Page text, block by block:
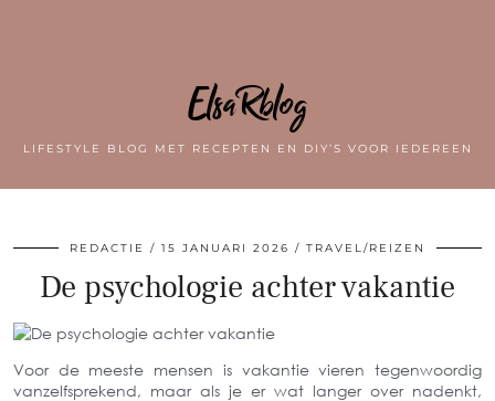
ElsaRblog
LIFESTYLE BLOG MET RECEPTEN EN DIY’S VOOR IEDEREEN
REDACTIE 15 JANUARI 2026 TRAVEL/REIZEN
De psychologie achter vakantie
Voor de meeste mensen is vakantie vieren tegenwoordig
vanzelfsprekend, maar als je er wat langer over nadenkt,